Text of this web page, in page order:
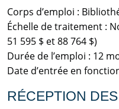
Corps d’emploi :
Échelle de traitement :
51 595 $ et 88 764 $)
Durée de l’emploi : 12
Date d’entrée en
RÉCEPTION